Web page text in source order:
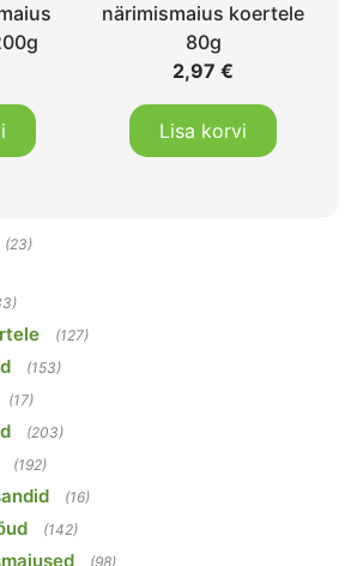
närimismaius koertele
80g
2,97€
Lisa korvi
(23)
(127)
(153)
(17)
(203)
(192)
(16)
(142)
(98)